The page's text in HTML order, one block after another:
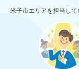
米子市エリアを担当して